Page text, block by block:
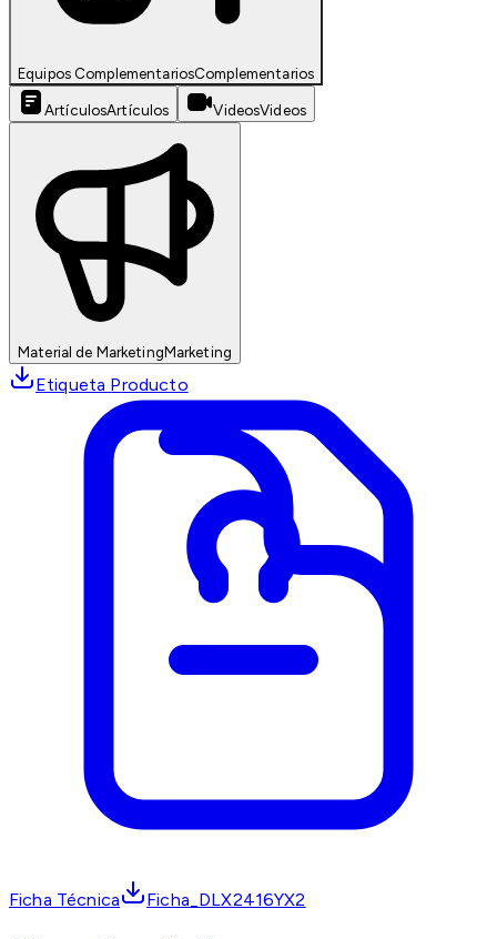
Equipos ComplementariosComplementarios
ArtículosArtículos VideosVideos
Material de MarketingMarketing
Etiqueta Producto
Ficha Técnica Ficha_DLX2416YX2